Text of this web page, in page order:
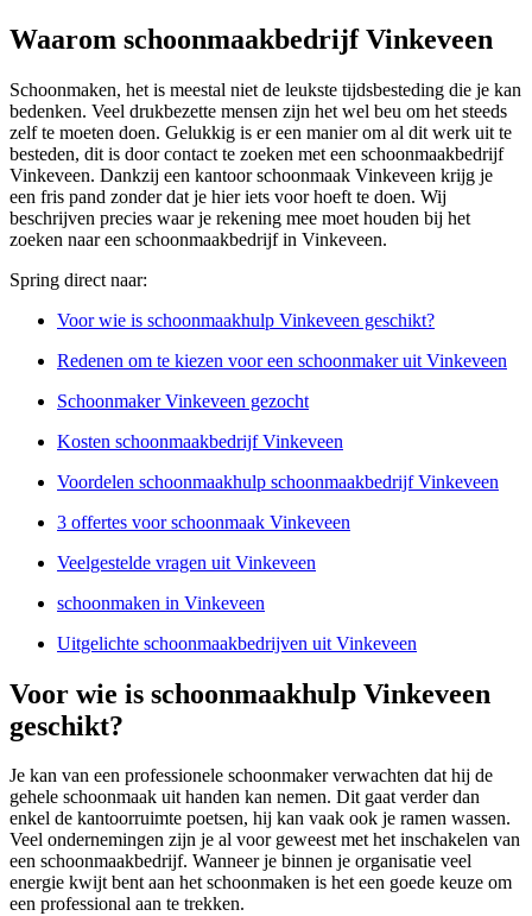
Waarom schoonmaakbedrijf Vinkeveen
Schoonmaken, het is meestal niet de leukste tijdsbesteding die je kan
bedenken. Veel drukbezette mensen zijn het wel beu om het steeds
zelf te moeten doen. Gelukkig is er een manier om al dit werk uit te
besteden, dit is door contact te zoeken met een schoonmaakbedrijf
Vinkeveen. Dankzij een kantoor schoonmaak Vinkeveen krijg je
een fris pand zonder dat je hier iets voor hoeft te doen. Wij
beschrijven precies waar je rekening mee moet houden bij het
zoeken naar een schoonmaakbedrijf in Vinkeveen.
Spring direct naar:
Voor wie is schoonmaakhulp Vinkeveen geschikt?
Redenen om te kiezen voor een schoonmaker uit Vinkeveen
Schoonmaker Vinkeveen gezocht
Kosten schoonmaakbedrijf Vinkeveen
Voordelen schoonmaakhulp schoonmaakbedrijf Vinkeveen
3 offertes voor schoonmaak Vinkeveen
Veelgestelde vragen uit Vinkeveen
schoonmaken in Vinkeveen
Uitgelichte schoonmaakbedrijven uit Vinkeveen
Voor wie is schoonmaakhulp Vinkeveen
geschikt?
Je kan van een professionele schoonmaker verwachten dat hij de
gehele schoonmaak uit handen kan nemen. Dit gaat verder dan
enkel de kantoorruimte poetsen, hij kan vaak ook je ramen wassen.
Veel ondernemingen zijn je al voor geweest met het inschakelen van
een schoonmaakbedrijf. Wanneer je binnen je organisatie veel
energie kwijt bent aan het schoonmaken is het een goede keuze om
een professional aan te trekken.